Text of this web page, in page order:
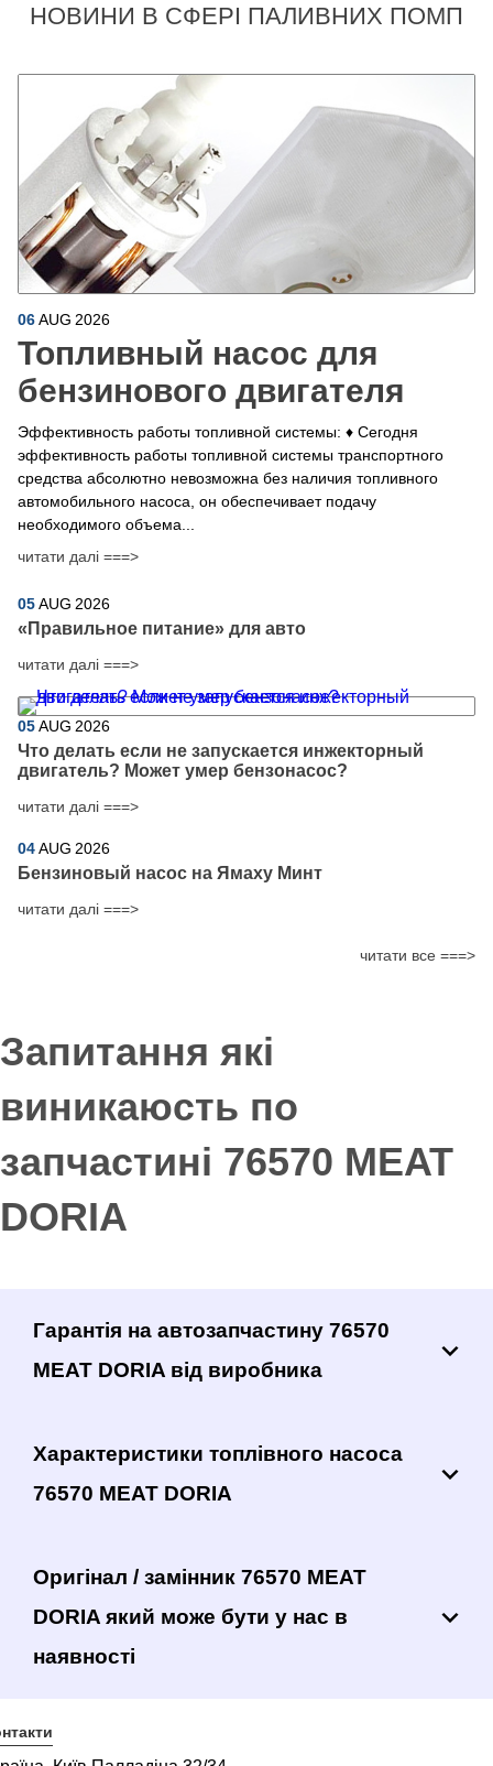
НОВИНИ В СФЕРІ ПАЛИВНИХ ПОМП
06AUG 2026
Топливный насос для
бензинового двигателя
Эффективность работы топливной системы: ♦ Сегодня
эффективность работы топливной системы транспортного
средства абсолютно невозможна без наличия топливного
автомобильного насоса, он обеспечивает подачу
необходимого объема...
читати далі ===>
05AUG 2026
​«Правильное питание» для авто
читати далі ===>
05AUG 2026
Что делать если не запускается инжекторный
двигатель? Может умер бензонасос?
читати далі ===>
04AUG 2026
Бензиновый насос на Ямаху Минт
читати далі ===>
читати все ===>
Запитання які
виникаюсть по
запчастині 76570 MEAT
DORIA
Гарантія на автозапчастину 76570
MEAT DORIA від виробника
Характеристики топлівного насоса
76570 MEAT DORIA
Оригінал / замінник 76570 MEAT
DORIA який може бути у нас в
наявності